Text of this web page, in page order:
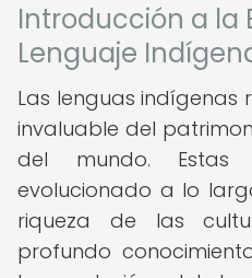
Introducción a la
Lenguaje
Las lenguas
invaluable del
del mundo. Estas
evolucionado a lo
riqueza de las
profundo